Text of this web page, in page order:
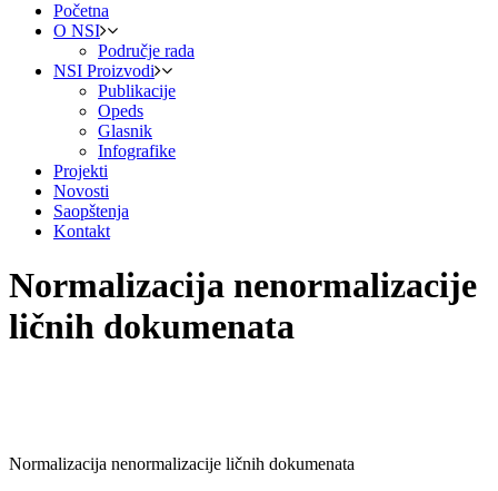
Početna
O NSI
Područje rada
NSI Proizvodi
Publikacije
Opeds
Glasnik
Infografike
Projekti
Novosti
Saopštenja
Kontakt
Normalizacija nenormalizacije
ličnih dokumenata
Normalizacija nenormalizacije ličnih dokumenata